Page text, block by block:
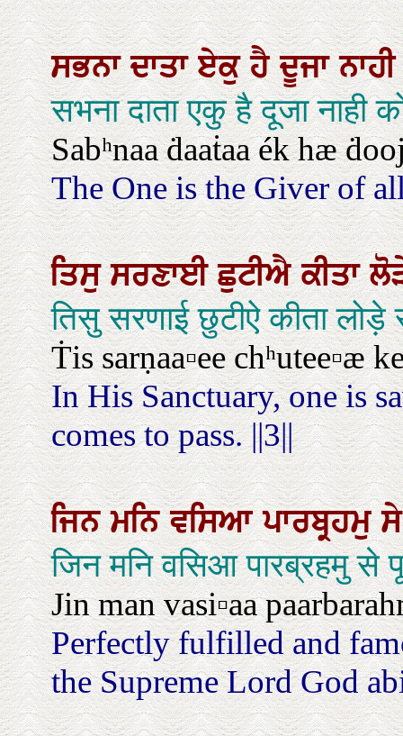
ਸਭਨਾਦਾਤਾਏਕੁਹੈਦੂਜਾ
सभना दाता एकु है दूजा नाही
Sabʰnaa ḋaaṫaa ék hæ
The One is the Giver of
ਤਿਸੁਸਰਣਾਈਛੁਟੀਐਕੀਤਾ
तिसु सरणाई छुटीऐ कीता
Ṫis sarṇaa▫ee chʰutee▫æ
In His Sanctuary, one is
comes to pass. ||3||
ਜਿਨਮਨਿਵਸਿਆਪਾਰਬ੍ਰਹਮੁ
जिन मनि वसिआ पारब्रहमु से
Jin man vasi▫aa
Perfectly fulfilled and
the Supreme Lord God